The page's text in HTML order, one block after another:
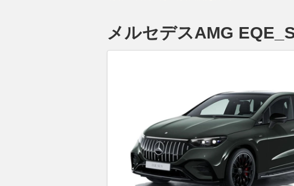
メルセデスAMG